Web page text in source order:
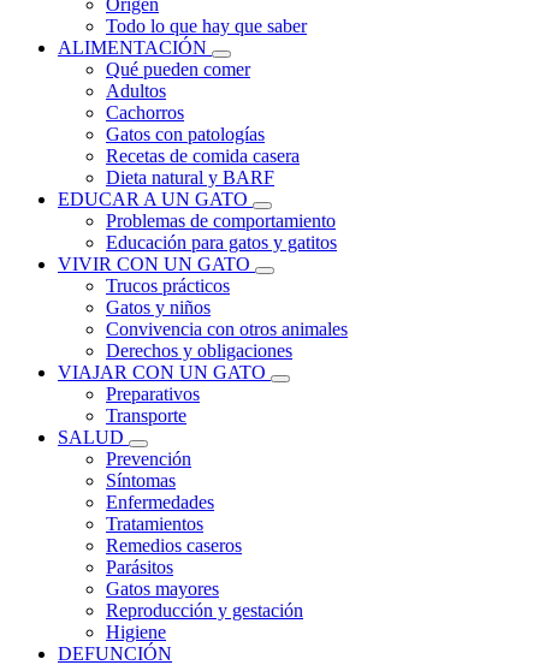
Origen
Todo lo que hay que saber
ALIMENTACIÓN
Qué pueden comer
Adultos
Cachorros
Gatos con patologías
Recetas de comida casera
Dieta natural y BARF
EDUCAR A UN GATO
Problemas de comportamiento
Educación para gatos y gatitos
VIVIR CON UN GATO
Trucos prácticos
Gatos y niños
Convivencia con otros animales
Derechos y obligaciones
VIAJAR CON UN GATO
Preparativos
Transporte
SALUD
Prevención
Síntomas
Enfermedades
Tratamientos
Remedios caseros
Parásitos
Gatos mayores
Reproducción y gestación
Higiene
DEFUNCIÓN